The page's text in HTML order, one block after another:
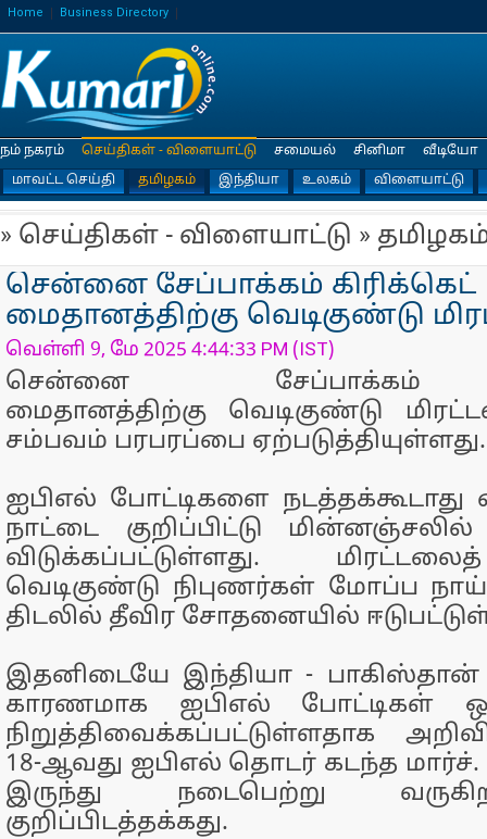
Home Business Directory
நம் நகரம்
செய்திகள் - விளையாட்டு
மாவட்ட செய்தி
தமிழகம் இந்தியா உலகம் விளையாட்டு
சமையல் சினிமா வீடியோ
» செய்திகள் - விளையாட்டு »
சென்னை சேப்பாக்கம் கிரிக்கெட்
மைதானத்திற்கு வெடிகுண்டு
வெள்ளி 9, மே 2025 4:44:33 PM (IST)
சென்னை சேப்பாக்கம்
மைதானத்திற்கு வெடிகுண்டு
சம்பவம் பரபரப்பை
ஐபிஎல் போட்டிகளை
நாட்டை குறிப்பிட்டு
விடுக்கப்பட்டுள்ளது.
வெடிகுண்டு நிபுணர்கள் மோப்ப
திடலில் தீவிர சோதனையில்
இதனிடையே இந்தியா -
காரணமாக ஐபிஎல் போட்டிகள்
நிறுத்திவைக்கப்பட்டுள்ளதாக
18-ஆவது ஐபிஎல் தொடர் கடந்த மார்ச்.
இருந்து நடைபெற்று
குறிப்பிடத்தக்கது.